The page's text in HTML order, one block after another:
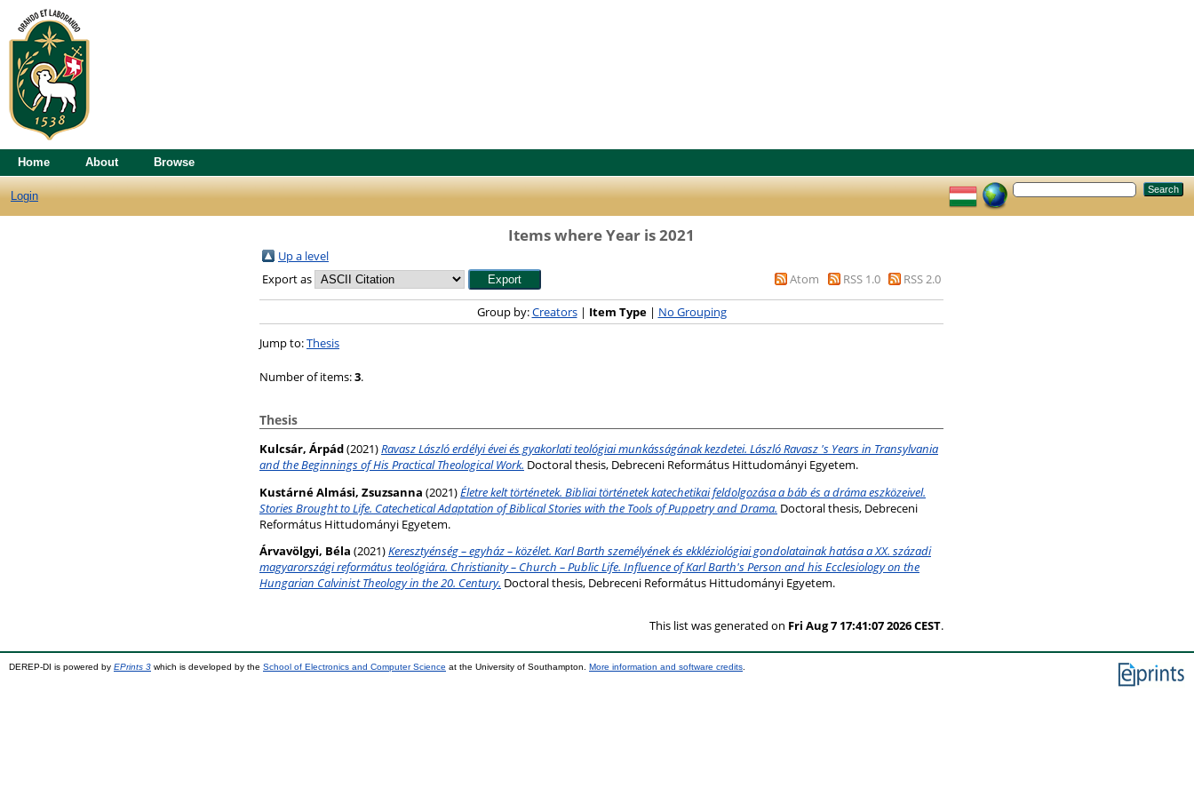
Home About Browse
Login
Items where Year is 2021
Up a level
Export as
Atom RSS 1.0 RSS 2.0
Group by:Creators| Item Type| No Grouping
Jump to:Thesis
Number of items:3.
Thesis
Kulcsár, Árpád(2021)Ravasz László erdélyi évei és gyakorlati teológiai munkásságának kezdetei. László Ravasz 's Years in Transylvania
and the Beginnings of His Practical Theological Work. Doctoral thesis, Debreceni Református Hittudományi Egyetem.
Kustárné Almási, Zsuzsanna (2021)Életre kelt történetek. Bibliai történetek katechetikai feldolgozása a báb és a dráma eszközeivel.
Stories Brought to Life. Catechetical Adaptation of Biblical Stories with the Tools of Puppetry and Drama. Doctoral thesis, Debreceni
Református Hittudományi Egyetem.
Árvavölgyi, Béla (2021)Keresztyénség – egyház – közélet. Karl Barth személyének és ekkléziológiai gondolatainak hatása a XX. századi
magyarországi református teológiára. Christianity – Church – Public Life. Influence of Karl Barth's Person and his Ecclesiology on the
Hungarian Calvinist Theology in the 20. Century. Doctoral thesis, Debreceni Református Hittudományi Egyetem.
This list was generated on Fri Aug 7 17:41:07 2026 CEST.
DEREP-DI is powered by EPrints 3 which is developed by the School of Electronics and Computer Science at the University of Southampton. More information and software credits.